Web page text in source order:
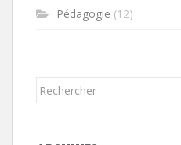
Pédagogie (12)
Rechercher...